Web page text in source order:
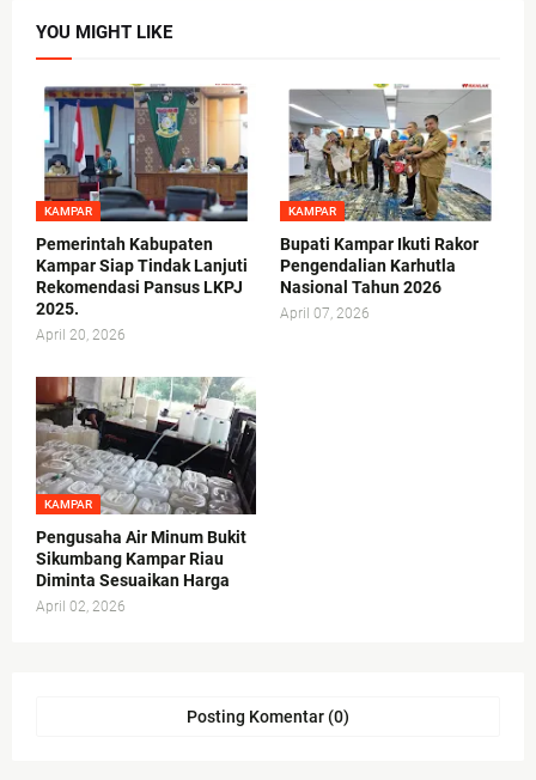
YOU MIGHT LIKE
KAMPAR
Pemerintah Kabupaten
Kampar Siap Tindak Lanjuti
Rekomendasi Pansus LKPJ
2025.
April 20, 2026
KAMPAR
Bupati Kampar Ikuti Rakor
Pengendalian Karhutla
Nasional Tahun 2026
April 07, 2026
KAMPAR
Pengusaha Air Minum Bukit
Sikumbang Kampar Riau
Diminta Sesuaikan Harga
April 02, 2026
Posting Komentar (0)